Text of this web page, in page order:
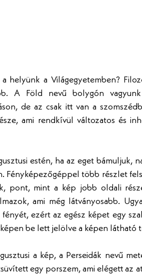
helyünk a Világegyetemben?
A Föld nevű bolygón
de az csak itt van a
ami rendkívül változatos és
estén, ha az eget bámuljuk,
Fényképezőgéppel több részlet
pont, mint a kép jobb oldali
ami még látványosabb.
fényét, ezért az egész képet egy
be lett jelölve a képen látható
a kép, a Perseidák nevű
egy porszem, ami elégett az